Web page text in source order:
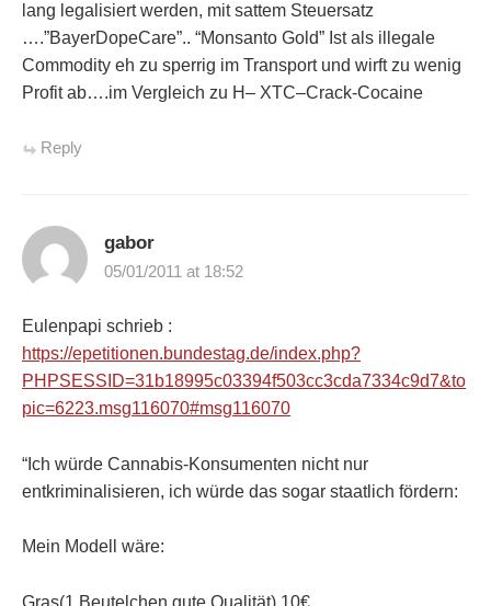
lang legalisiert werden, mit sattem Steuersatz
….”BayerDopeCare”.. “Monsanto Gold” Ist als illegale
Commodity eh zu sperrig im Transport und wirft zu wenig
Profit ab….im Vergleich zu H– XTC–Crack-Cocaine
Reply
gabor
05/01/2011 at 18:52
Eulenpapi schrieb :
https://epetitionen.bundestag.de/index.php?
PHPSESSID=31b18995c03394f503cc3cda7334c9d7&to
pic=6223.msg116070#msg116070
“Ich würde Cannabis-Konsumenten nicht nur
entkriminalisieren, ich würde das sogar staatlich fördern:
Mein Modell wäre:
Gras(1 Beutelchen,gute Qualität) 10€